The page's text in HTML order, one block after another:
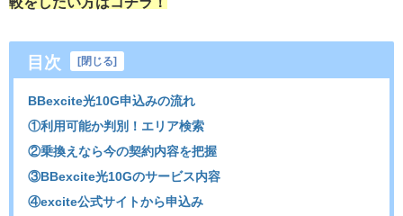
目次 [閉じる]
BBexcite光10G申込みの流れ
①利用可能か判別！エリア検索
②乗換えなら今の契約内容を把握
③BBexcite光10Gのサービス内容
④excite公式サイトから申込み